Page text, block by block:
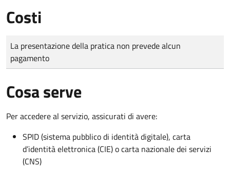
Costi
Tipo di pagamento
Importo
La presentazione della pratica non prevede alcun
pagamento
Cosa serve
Per accedere al servizio, assicurati di avere:
SPID (sistema pubblico di identità digitale), carta
d’identità elettronica (CIE) o carta nazionale dei servizi
(CNS)